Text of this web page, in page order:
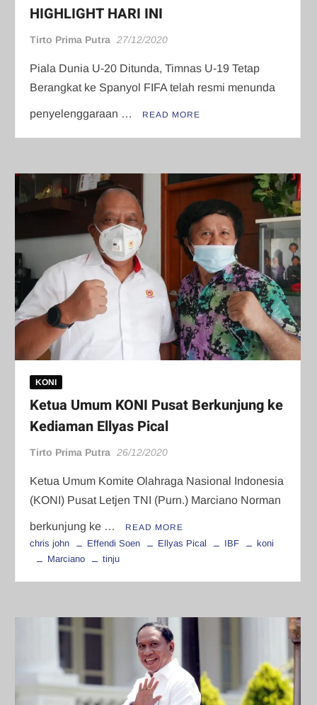
HIGHLIGHT HARI INI
Tirto Prima Putra 27/12/2020
Piala Dunia U-20 Ditunda, Timnas U-19 Tetap
Berangkat ke Spanyol FIFA telah resmi menunda
penyelenggaraan … READ MORE
KONI
Ketua Umum KONI Pusat Berkunjung ke
Kediaman Ellyas Pical
Tirto Prima Putra 26/12/2020
Ketua Umum Komite Olahraga Nasional Indonesia
(KONI) Pusat Letjen TNI (Purn.) Marciano Norman
berkunjung ke … READ MORE
chris john Effendi Soen Ellyas Pical IBF
koni
Marciano
tinju